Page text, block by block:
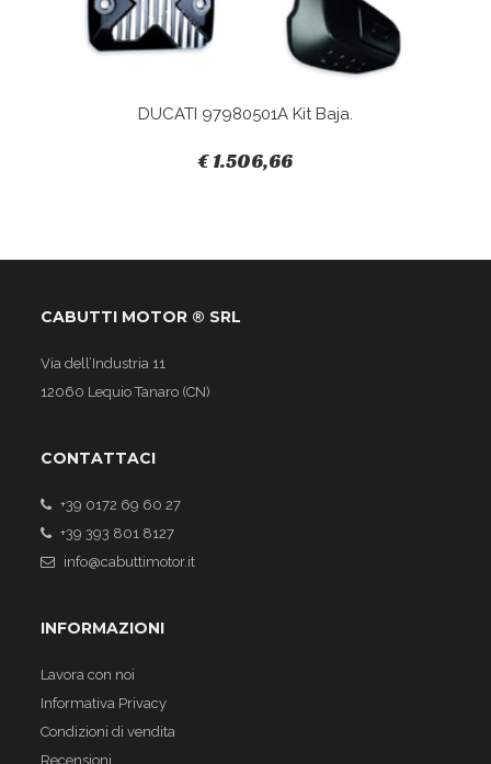
DUCATI 97980501A Kit Baja.
€ 1.506,66
CABUTTI MOTOR ® SRL
Via dell’Industria 11
12060 Lequio Tanaro (CN)
CONTATTACI
+39 0172 69 60 27
+39 393 801 8127
info@cabuttimotor.it
INFORMAZIONI
Lavora con noi
Informativa Privacy
Condizioni di vendita
Recensioni